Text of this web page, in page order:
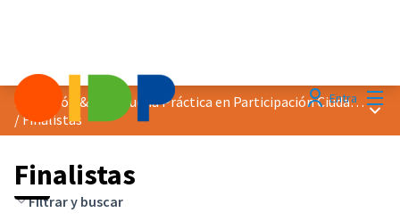
EntraDistinción &quot;Buena Práctica en Participación Ciudadana&quot; 2025
/Finalistas
Finalistas
Filtrar y buscar